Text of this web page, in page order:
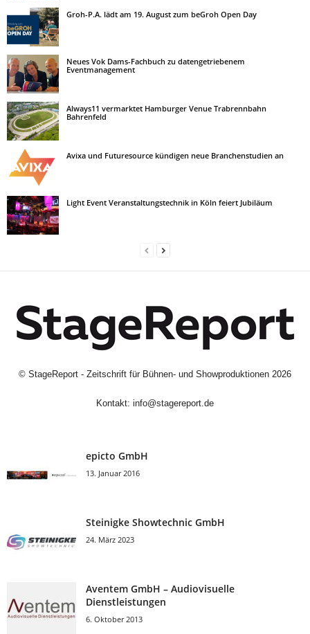
Groh-P.A. lädt am 19. August zum beGroh Open Day
Neues Vok Dams-Fachbuch zu datengetriebenem
Eventmanagement
Always11 vermarktet Hamburger Venue Trabrennbahn
Bahrenfeld
Avixa und Futuresource kündigen neue Branchenstudien an
Light Event Veranstaltungstechnik in Köln feiert Jubiläum
© StageReport - Zeitschrift für Bühnen- und Showproduktionen 2026
Kontakt: info@stagereport.de
epicto GmbH
13. Januar 2016
Steinigke Showtechnic GmbH
24. März 2023
Aventem GmbH – Audiovisuelle
Dienstleistungen
6. Oktober 2013